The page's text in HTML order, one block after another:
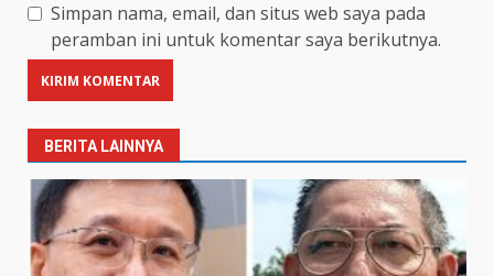
Simpan nama, email, dan situs web saya pada
peramban ini untuk komentar saya berikutnya.
BERITA LAINNYA